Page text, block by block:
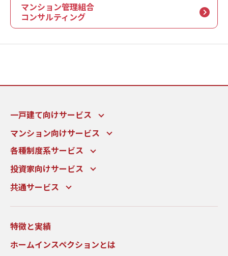
マンション管理組合
コンサルティング
一戸建て向けサービス
マンション向けサービス
各種制度系サービス
投資家向けサービス
共通サービス
特徴と実績
ホームインスペクションとは